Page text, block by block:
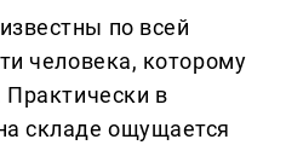
по всей
человека, которому
Практически в
складе ощущается